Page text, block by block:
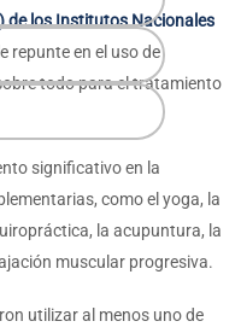
de los Institutos Nacionales
repunte en el uso de
todo para el tratamiento
significativo en la
como el yoga, la
la acupuntura, la
muscular progresiva.
utilizar al menos uno de